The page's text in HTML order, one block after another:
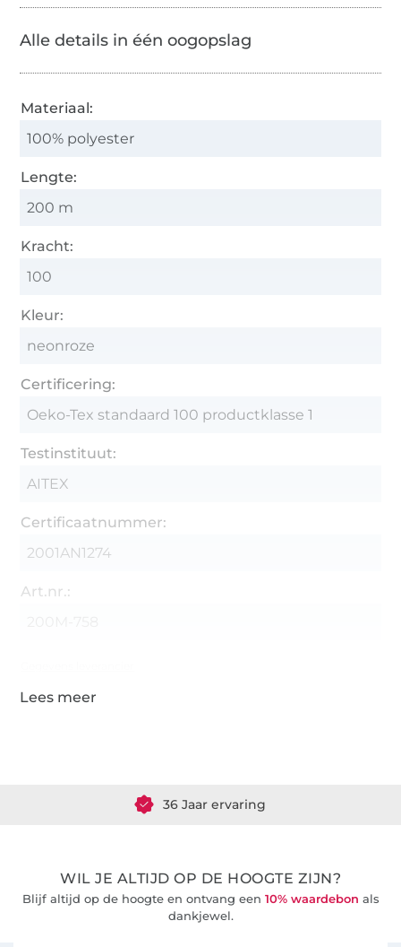
Alle details in één oogopslag
Materiaal:
100% polyester
Lengte:
200 m
Kracht:
100
Kleur:
neonroze
Certificering:
Oeko-Tex standaard 100 productklasse 1
Testinstituut:
AITEX
Certificaatnummer:
2001AN1274
Art.nr.:
36 Jaar ervaring
WIL JE ALTIJD OP DE HOOGTE ZIJN?
Blijf altijd op de hoogte en ontvang een 10% waardebon als
dankjewel.